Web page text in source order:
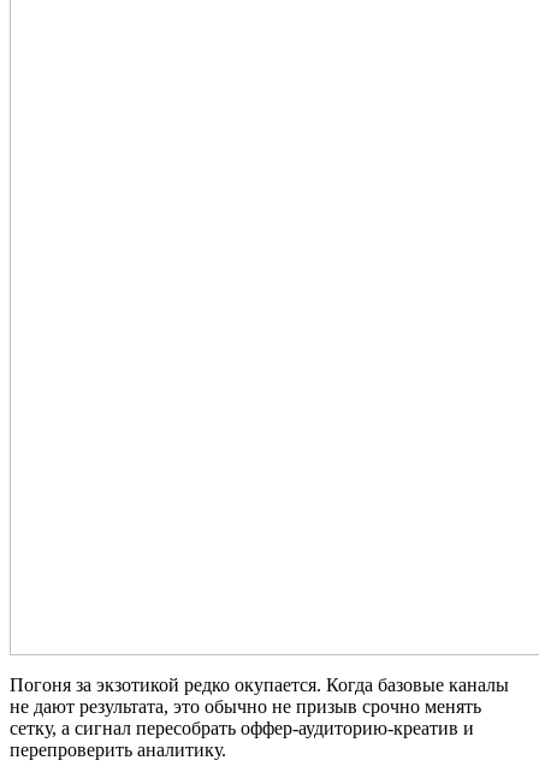
Погоня за экзотикой редко окупается. Когда базовые каналы
не дают результата, это обычно не призыв срочно менять
сетку, а сигнал пересобрать оффер‑аудиторию‑креатив и
перепроверить аналитику.